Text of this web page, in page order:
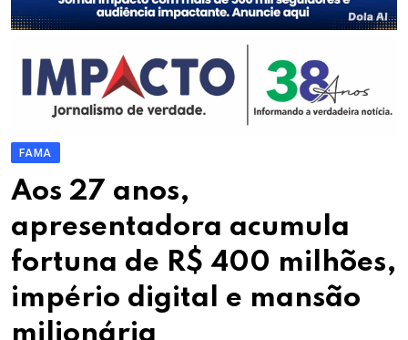
FAMA
Aos 27 anos,
apresentadora acumula
fortuna de R$ 400 milhões,
império digital e mansão